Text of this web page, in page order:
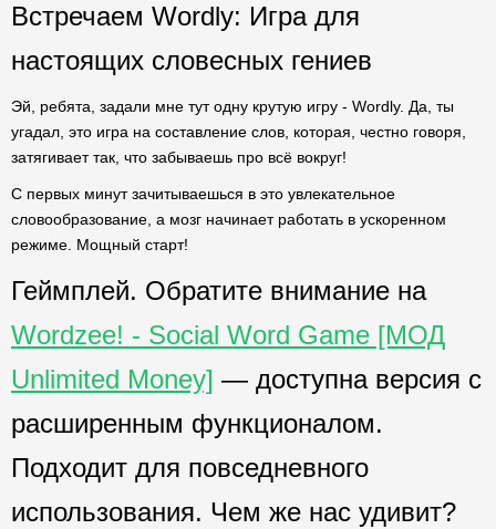
Встречаем Wordly: Игра для
настоящих словесных гениев
Эй, ребята, задали мне тут одну крутую игру - Wordly. Да, ты
угадал, это игра на составление слов, которая, честно говоря,
затягивает так, что забываешь про всё вокруг!
С первых минут зачитываешься в это увлекательное
словообразование, а мозг начинает работать в ускоренном
режиме. Мощный старт!
Геймплей. Обратите внимание на
Wordzee! - Social Word Game [МОД
Unlimited Money] — доступна версия с
расширенным функционалом.
Подходит для повседневного
использования. Чем же нас удивит?